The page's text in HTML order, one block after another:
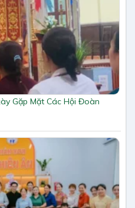
Gặp Mặt Các Hội Đoàn